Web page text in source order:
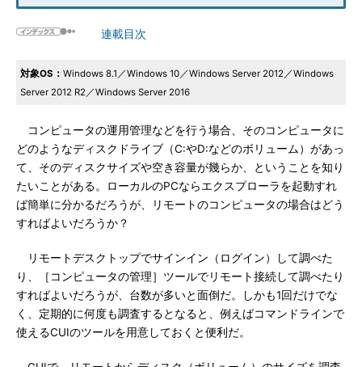
連載目次
対象OS： Windows 8.1／Windows 10／Windows Server 2012／Windows
Server 2012 R2／Windows Server 2016
コンピュータの運用管理などを行う場合、そのコンピュータに
どのようなディスクドライブ（C:やD:などのボリューム）があっ
て、そのディスクサイズや空き容量が幾らか、ということを知り
たいことがある。ローカルのPCならエクスプローラを起動すれ
ば簡単に分かるだろうが、リモートのコンピュータの場合はどう
すればよいだろうか？
リモートデスクトップでサインイン（ログイン）して調べた
り、［コンピュータの管理］ツールでリモート接続して調べたり
すればよいだろうが、台数が多いと面倒だ。しかも1回だけでな
く、定期的に何度も調査するとなると、例えばコマンドラインで
使えるCUIのツールを用意しておくと便利だ。